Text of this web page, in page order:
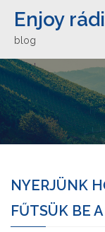
Enjoy
blog
NYERJÜNK
FŰTSÜK BE